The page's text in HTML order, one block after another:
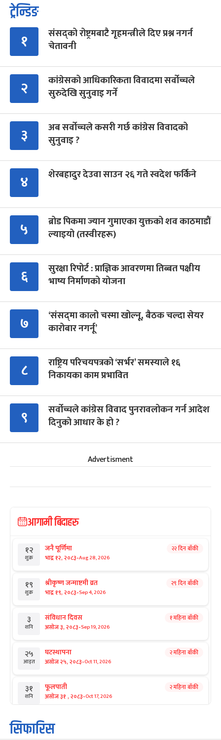
ट्रेन्डिङ
१
संसद्को रोष्ट्रमबाटै गृहमन्त्रीले दिए प्रश्न नगर्न
चेतावनी
२
कांग्रेसको आधिकारिकता विवादमा सर्वोच्चले
सुरुदेखि सुनुवाइ गर्ने
३
अब सर्वोच्चले कसरी गर्छ कांग्रेस विवादको
सुनुवाइ ?
४ शेरबहादुर देउवा साउन २६ गते स्वदेश फर्किने
५
ब्रोड पिकमा ज्यान गुमाएका युक्तको शव काठमाडौं
ल्याइयो (तस्वीरहरू)
६
सुरक्षा रिपोर्ट : प्राज्ञिक आवरणमा तिब्बत पक्षीय
भाष्य निर्माणको योजना
७
‘संसद्‍मा कालो चस्मा खोल्नू, बैठक चल्दा सेयर
कारोबार नगर्नू’
८
राष्ट्रिय परिचयपत्रको ‘सर्भर’ समस्याले १६
निकायका काम प्रभावित
९
सर्वोच्चले कांग्रेस विवाद पुनरावलोकन गर्न आदेश
दिनुको आधार के हो ?
Advertisment
आगामी बिदाहरु
१२
शुक्र
जनै पूर्णिमा
भाद्र १२, २०८३-Aug 28, 2026
२२ दिन बाँकी
१९
शुक्र
श्रीकृष्ण जन्माष्टमी व्रत
भाद्र १९, २०८३-Sep 4, 2026
२९ दिन बाँकी
३
शनि
संविधान दिवस
असोज ३, २०८३-Sep 19, 2026
१ महिना बाँकी
२५
आइत
घटस्थापना
असोज २५, २०८३-Oct 11, 2026
२ महिना बाँकी
३१
शनि
फूलपाती
असोज ३१ , २०८३-Oct 17, 2026
२ महिना बाँकी
१
आइत
कार्तिक सङ्क्रान्ति
कार्तिक १, २०८३
सिफारिस